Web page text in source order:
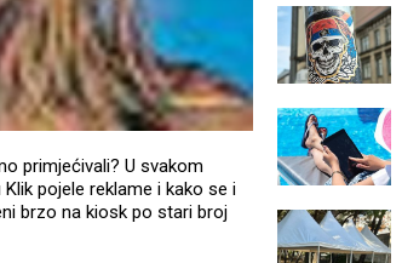
primjećivali? U svakom
pojele reklame i kako se i
brzo na kiosk po stari broj